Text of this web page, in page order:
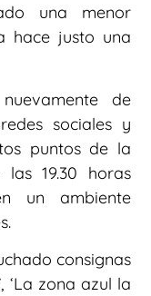
una menor
hace justo una
de
sociales y
puntos de la
19.30 horas
un ambiente
consignas
‘La zona azul la